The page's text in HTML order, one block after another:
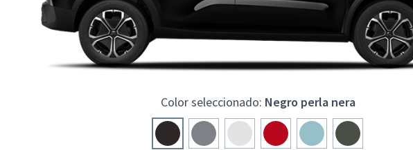
Color seleccionado: Negro perla nera